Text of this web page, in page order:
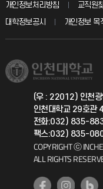
입학안내
취업정보(학생)
칭찬마당
학생서비스 지킴이
총동문회
교육혁신본부
국제지원과
공자아카데미
기초교육원
개인정보처리방침 교직원
대학정보공시
개인정보
(우 : 22012) 인천광
인천대학교 29호관
전화:032) 835-
팩스:032) 835-
COPYRIGHT ⓒ
ALL RIGHTS